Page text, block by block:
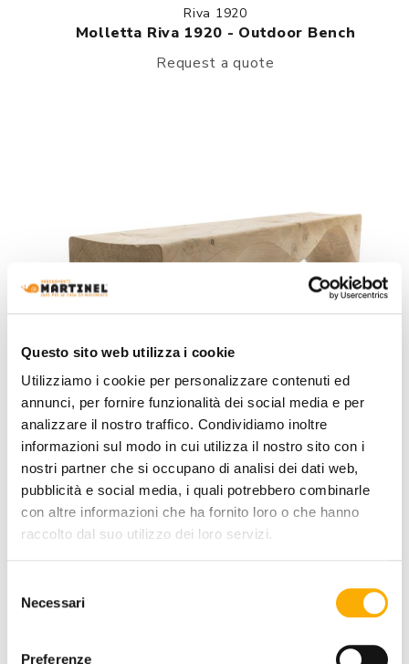
Questo sito web utilizza i cookie
Utilizziamo i cookie per personalizzare contenuti ed
annunci, per fornire funzionalità dei social media e per
analizzare il nostro traffico. Condividiamo inoltre
informazioni sul modo in cui utilizza il nostro sito con i
nostri partner che si occupano di analisi dei dati web,
pubblicità e social media, i quali potrebbero combinarle
con altre informazioni che ha fornito loro o che hanno
raccolto dal suo utilizzo dei loro servizi.
delNecessari
Preferenze
Riva 1920
Molletta Riva 1920 - Outdoor Bench
Request a quote
Riva 1920
Mountains Riva 1920 - Outdoor Bench